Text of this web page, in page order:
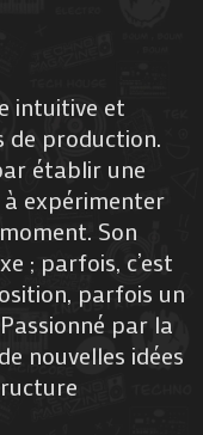
intuitive et
de production.
établir une
à expérimenter
Son
; parfois, c’est
parfois un
par la
nouvelles idées